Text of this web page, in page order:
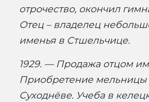
отрочество, окончил
Отец – владелец
именья в Стшельчице.
1929. — Продажа отцом
Приобретение мельницы
Суходнёве. Учеба в